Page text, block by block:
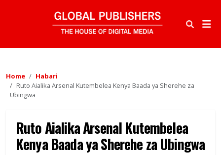
Home
Habari
Ruto Aialika Arsenal Kutembelea Kenya Baada ya Sherehe za
Ubingwa
Ruto Aialika Arsenal Kutembelea
Kenya Baada ya Sherehe za Ubingwa